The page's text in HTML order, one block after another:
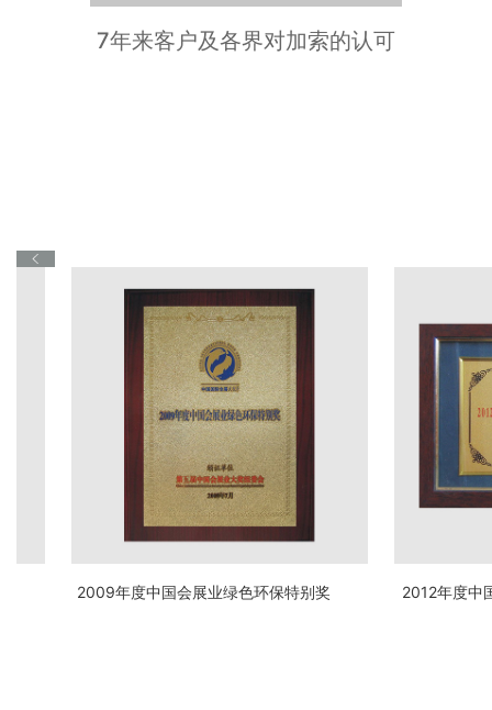
7年来客户及各界对加索的认可
最佳展位设计奖 鼎智汇海集团总裁